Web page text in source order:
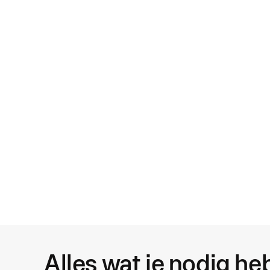
Alles wat je nodig